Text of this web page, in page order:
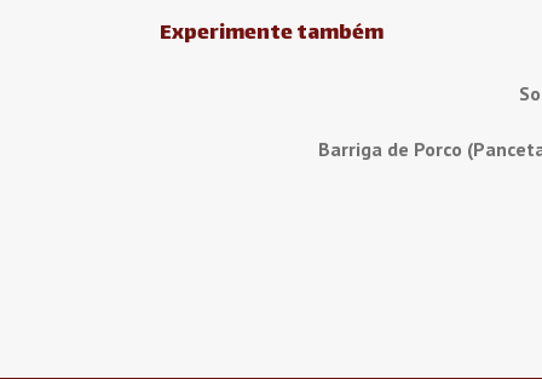
Experimente também
Barriga de Porco